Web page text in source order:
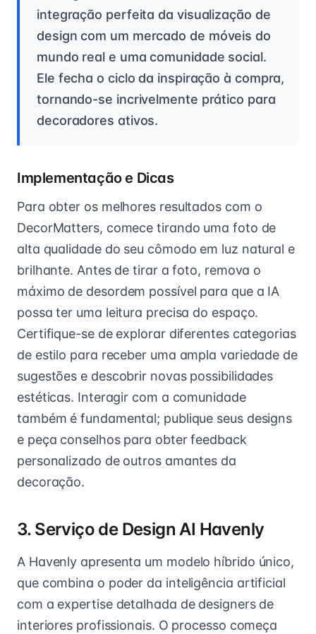
integração perfeita da visualização de
design com um mercado de móveis do
mundo real e uma comunidade social.
Ele fecha o ciclo da inspiração à compra,
tornando-se incrivelmente prático para
decoradores ativos.
Implementação e Dicas
Para obter os melhores resultados com o
DecorMatters, comece tirando uma foto de
alta qualidade do seu cômodo em luz natural e
brilhante. Antes de tirar a foto, remova o
máximo de desordem possível para que a IA
possa ter uma leitura precisa do espaço.
Certifique-se de explorar diferentes categorias
de estilo para receber uma ampla variedade de
sugestões e descobrir novas possibilidades
estéticas. Interagir com a comunidade
também é fundamental; publique seus designs
e peça conselhos para obter feedback
personalizado de outros amantes da
decoração.
3. Serviço de Design AI Havenly
A Havenly apresenta um modelo híbrido único,
que combina o poder da inteligência artificial
com a expertise detalhada de designers de
interiores profissionais. O processo começa